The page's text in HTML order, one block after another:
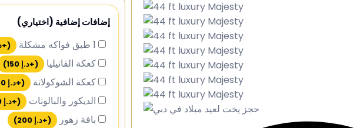
إضافات إضافية (اختياري)
1 طبق فواكه مشكلة (+
كعكة الفانيليا (+د.إ )
كعكة الشوكولاتة (+د.إ
الديكور والبالونات (+د.إ
باقة زهور (+د.إ )